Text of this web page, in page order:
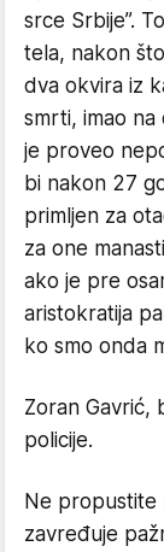
srce Srbije”.
tela, nakon
dva okvira iz
smrti, imao
je proveo
bi nakon 27
primljen za
za one
ako je pre
aristokratija
ko smo onda
Zoran Gavrić,
policije.
Ne propustite
zavređuje